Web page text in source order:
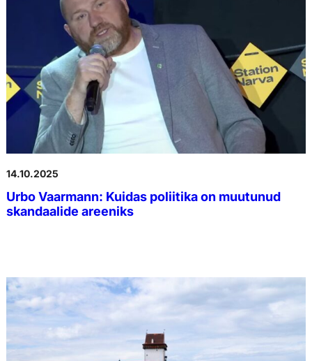
14.10.2025
Urbo Vaarmann: Kuidas poliitika on muutunud
skandaalide areeniks